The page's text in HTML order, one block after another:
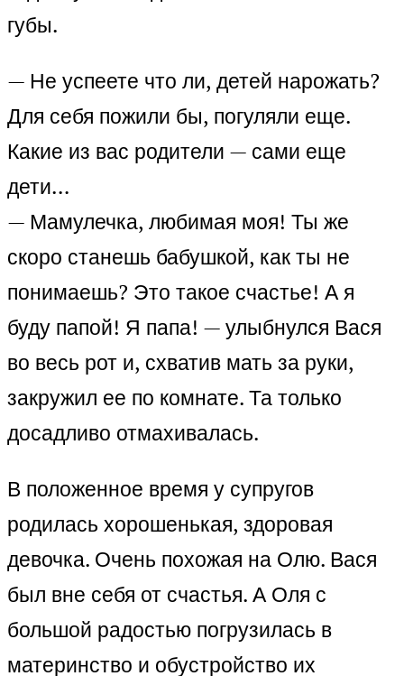
губы.
— Не успеете что ли, детей нарожать?
Для себя пожили бы, погуляли еще.
Какие из вас родители — сами еще
дети…
— Мамулечка, любимая моя! Ты же
скоро станешь бабушкой, как ты не
понимаешь? Это такое счастье! А я
буду папой! Я папа! — улыбнулся Вася
во весь рот и, схватив мать за руки,
закружил ее по комнате. Та только
досадливо отмахивалась.
В положенное время у супругов
родилась хорошенькая, здоровая
девочка. Очень похожая на Олю. Вася
был вне себя от счастья. А Оля с
большой радостью погрузилась в
материнство и обустройство их